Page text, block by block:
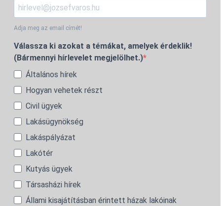
Adja meg az email címét!
Válassza ki azokat a témákat, amelyek érdeklik!
(Bármennyi hírlevelet megjelölhet.)
Általános hírek
Hogyan vehetek részt
Civil ügyek
Lakásügynökség
Lakáspályázat
Lakótér
Kutyás ügyek
Társasházi hírek
Állami kisajátításban érintett házak lakóinak